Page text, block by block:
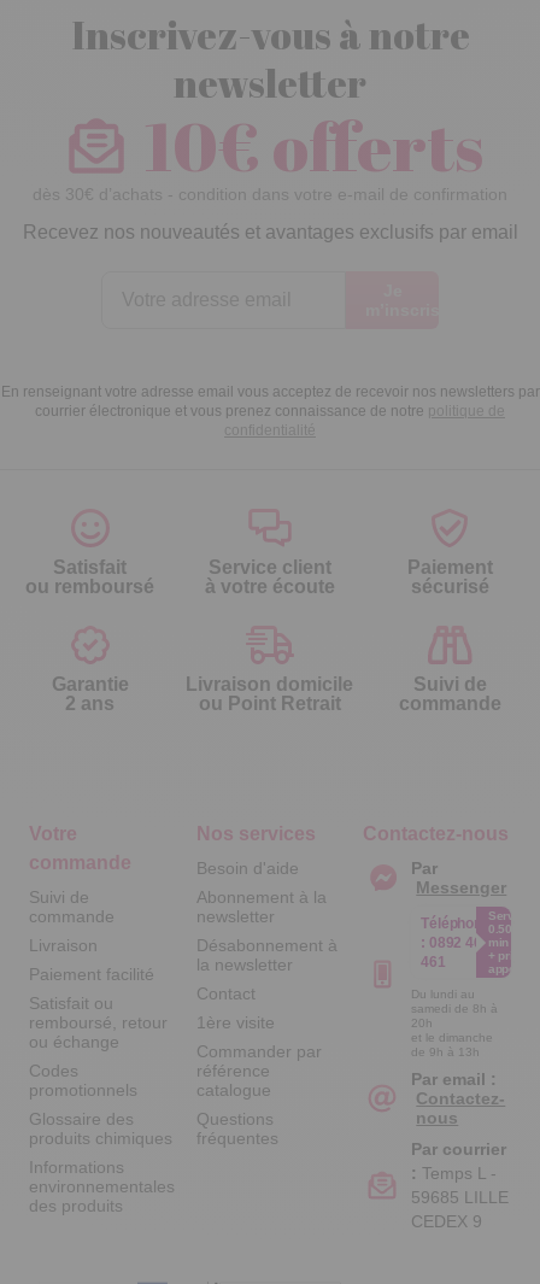
Inscrivez-vous à notre
newsletter
10€ offerts
dès 30€ d’achats - condition dans votre e-mail de confirmation
Recevez nos nouveautés et avantages exclusifs par email
En renseignant votre adresse email vous acceptez de recevoir nos newsletters par
courrier électronique et vous prenez connaissance de notre politique de
confidentialité
Satisfait
ou remboursé
Service client
à votre écoute
Paiement
sécurisé
Garantie
2 ans
Livraison domicile
ou Point Retrait
Suivi de
commande
Votre
commande
Suivi de
commande
Livraison
Paiement facilité
Satisfait ou
remboursé, retour
ou échange
Codes
promotionnels
Glossaire des
produits chimiques
Informations
environnementales
des produits
Nos services
Besoin d'aide
Abonnement à la
newsletter
Désabonnement à
la newsletter
Contact
1ère visite
Commander par
référence
catalogue
Questions
fréquentes
Contactez-nous
Par
Messenger
Téléphone
: 0892 461
461
Service
0.50€ /
min
+ prix
appel
Du lundi au
samedi de 8h à
20h
et le dimanche
de 9h à 13h
Par email :
Contactez-
nous
Par courrier
: Temps L -
59685 LILLE
CEDEX 9